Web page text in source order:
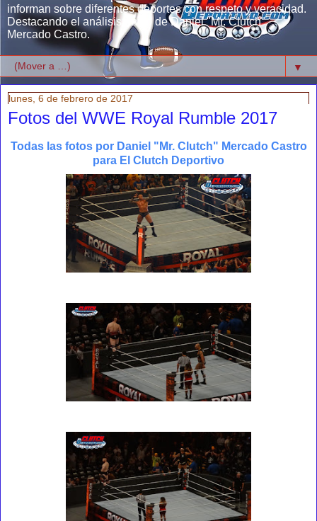
informan sobre diferentes deportes con respeto y veracidad.
Destacando el análisis único de Daniel "Mr. Clutch"
Mercado Castro.
▼
lunes, 6 de febrero de 2017
Fotos del WWE Royal Rumble 2017
Todas las fotos por Daniel "Mr. Clutch" Mercado Castro
para El Clutch Deportivo